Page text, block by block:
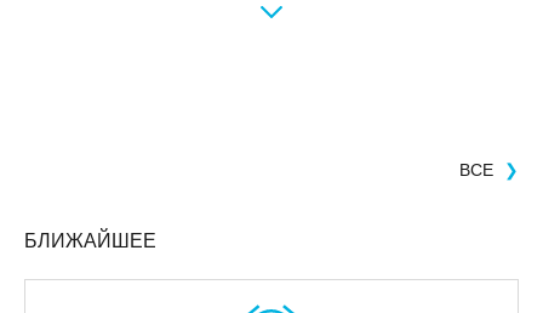
ВСЕ ❯
БЛИЖАЙШЕЕ